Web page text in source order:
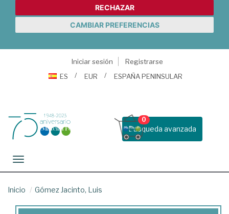
RECHAZAR
CAMBIAR PREFERENCIAS
Iniciar sesión
Registrarse
ES
EUR ESPAÑA PENINSULAR
Busqueda avanzada
0
Toggle navigation
Inicio Gómez Jacinto, Luis